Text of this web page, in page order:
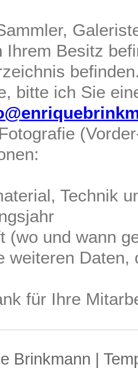
Ihrem Besitz
bitte ich Sie
Technik
(wo und wann
weiteren
für Ihre
Brinkmann |